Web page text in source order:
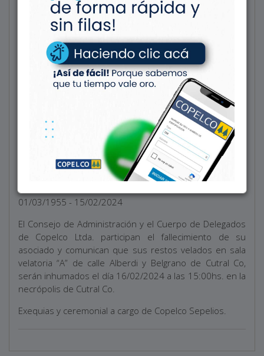
01/03/1955 - 15/02/2024
El Consejo de Administración y el Cuerpo de Delegados
de Copelco Ltda. participan el fallecimiento de su
asociado y comunican que sus restos velados en sala
velatoria “A” de calle Alberdi y Belgrano de Cutral Co,
serán inhumados el día 16/02/2024 a las 15:00hs. en la
necrópolis de Cutral Co.
Exequias y ceremonial a cargo de Copelco Sepelios.